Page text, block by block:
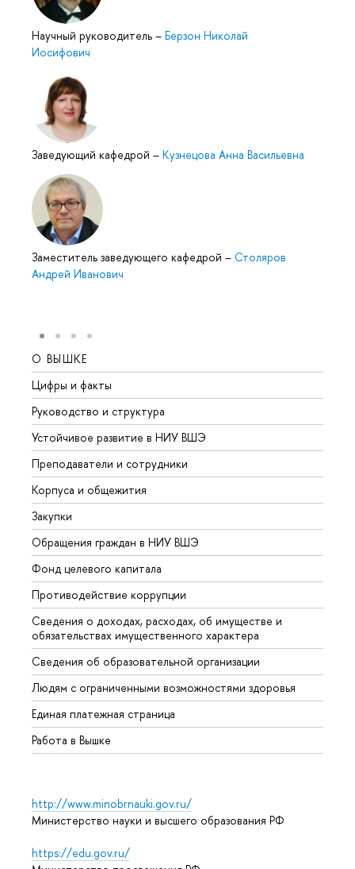
Научный руководитель – Берзон Николай
Иосифович
Заведующий кафедрой – Кузнецова Анна Васильевна
Заместитель заведующего кафедрой – Столяров
Андрей Иванович
О ВЫШКЕ
Цифры и факты
Руководство и структура
Устойчивое развитие в НИУ ВШЭ
Преподаватели и сотрудники
Корпуса и общежития
Закупки
Обращения граждан в НИУ ВШЭ
Фонд целевого капитала
Противодействие коррупции
Сведения о доходах, расходах, об имуществе и
обязательствах имущественного характера
Сведения об образовательной организации
Людям с ограниченными возможностями здоровья
Единая платежная страница
Работа в Вышке
http://www.minobrnauki.gov.ru/
Министерство науки и высшего образования РФ
https://edu.gov.ru/